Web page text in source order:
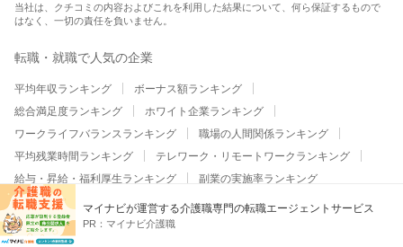
マイナビが運営する介護職専門の転職エージェントサービス
PR： マイナビ介護職
当社は、クチコミの内容およびこれを利用した結果について、何ら保証するもので
はなく、一切の責任を負いません。
転職・就職で人気の企業
平均年収ランキング
ボーナス額ランキング
総合満足度ランキング
ホワイト企業ランキング
ワークライフバランスランキング
職場の人間関係ランキング
平均残業時間ランキング
テレワーク・リモートワークランキング
給与・昇給・福利厚生ランキング
副業の実施率ランキング
大企業の平均年収ランキング
大企業のボーナス額ランキング
大企業の総合満足度ランキング